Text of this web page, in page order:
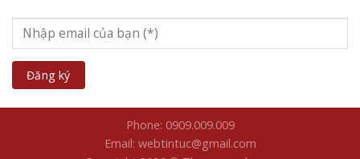
Phone: 0909.009.009
Email: webtintuc@gmail.com